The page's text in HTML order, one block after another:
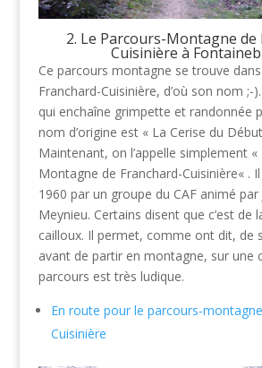
2. Le Parcours-Montagne de
Cuisinière à
Ce parcours montagne se trouve
Franchard-Cuisinière, d’où son nom ;-
qui enchaîne grimpette et randonnée
nom d’origine est « La Cerise du
Maintenant, on l’appelle simplement «
Montagne de Franchard-Cuisinière« .
1960 par un groupe du CAF animé par
Meynieu. Certains disent que c’est de
cailloux. Il permet, comme ont dit, de
avant de partir en montagne, sur une
parcours est très ludique.
En route pour le parcours-
Cuisinière